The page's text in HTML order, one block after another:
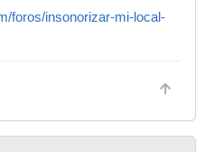
foros/insonorizar-mi-local-